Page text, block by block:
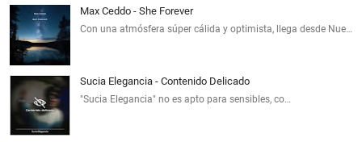
Max Ceddo - She Forever
Con una atmósfera súper cálida y optimista, llega desde Nue…
Sucia Elegancia - Contenido Delicado
"Sucia Elegancia" no es apto para sensibles, co…